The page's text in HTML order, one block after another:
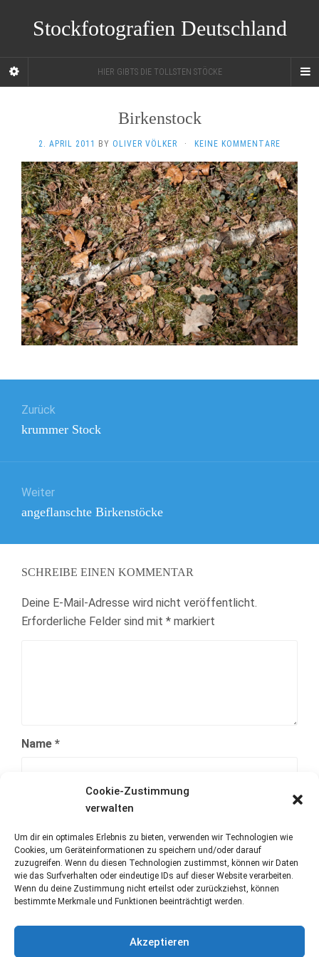
Cookie-Zustimmung
verwalten
Um dir ein optimales Erlebnis zu bieten, verwenden wir Technologien wie
Cookies, um Geräteinformationen zu speichern und/oder darauf
zuzugreifen. Wenn du diesen Technologien zustimmst, können wir Daten
wie das Surfverhalten oder eindeutige IDs auf dieser Website verarbeiten.
Wenn du deine Zustimmung nicht erteilst oder zurückziehst, können
bestimmte Merkmale und Funktionen beeinträchtigt werden.
Akzeptieren
Stockfotografien Deutschland
HIER GIBTS DIE TOLLSTEN STÖCKE
Birkenstock
2. APRIL 2011 BY OLIVER VÖLKER · KEINE KOMMENTARE
Zurück
Vorheriger
krummer Stock
Weiter
Nächster
angeflanschte Birkenstöcke
SCHREIBE EINEN KOMMENTAR
Deine E-Mail-Adresse wird nicht veröffentlicht.
Erforderliche Felder sind mit * markiert
Name *
E-Mail-Adresse*
Website